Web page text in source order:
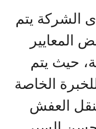
الشركة يتم
المعايير
حيث يتم
للخبرة الخاصة
العفش